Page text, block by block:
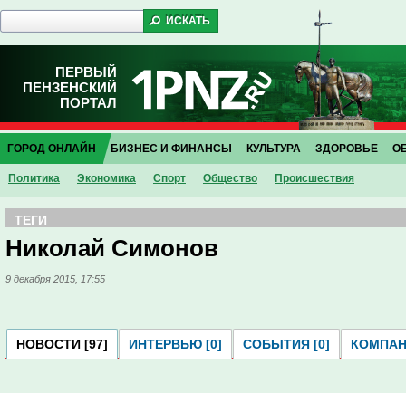
ПЕРВЫЙ
ПЕНЗЕНСКИЙ
ПОРТАЛ
ГОРОД ОНЛАЙН
Политика Экономика Спорт Общество Проиcшествия
БИЗНЕС И ФИНАНСЫ КУЛЬТУРА ЗДОРОВЬЕ
ТЕГИ
Николай Симонов
9 декабря 2015, 17:55
НОВОСТИ [97] ИНТЕРВЬЮ [0] СОБЫТИЯ [0]